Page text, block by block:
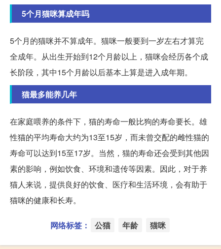
5个月猫咪算成年吗
5个月的猫咪并不算成年。猫咪一般要到一岁左右才算完
全成年。从出生开始到12个月龄以上，猫咪会经历各个成
长阶段，其中15个月龄以后基本上算是进入成年期。
猫最多能养几年
在家庭喂养的条件下，猫的寿命一般比狗的寿命要长。雄
性猫的平均寿命大约为13至15岁，而未曾交配的雌性猫的
寿命可以达到15至17岁。当然，猫的寿命还会受到其他因
素的影响，例如饮食、环境和遗传等因素。因此，对于养
猫人来说，提供良好的饮食、医疗和生活环境，会有助于
猫咪的健康和长寿。
网络标签： 公猫 年龄 猫咪